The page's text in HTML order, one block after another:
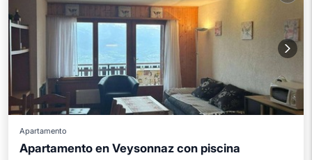
Apartamento
Apartamento en Veysonnaz con piscina